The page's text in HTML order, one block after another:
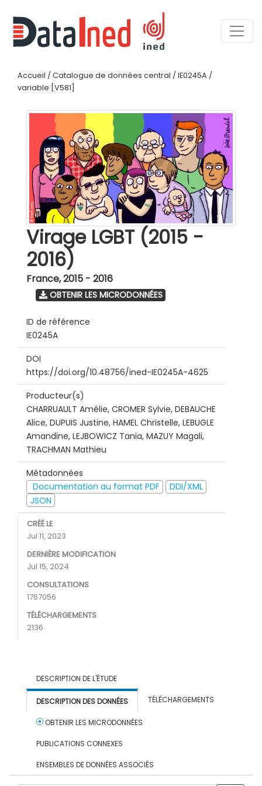
Accueil / Catalogue de données central / IE0245A /
variable [V581]
Virage LGBT (2015 -
2016)
France,2015 - 2016
OBTENIR LES MICRODONNÉES
ID de référence
IE0245A
DOI
https://doi.org/10.48756/ined-IE0245A-4625
Producteur(s)
CHARRUAULT Amélie, CROMER Sylvie, DEBAUCHE
Alice, DUPUIS Justine, HAMEL Christelle, LEBUGLE
Amandine, LEJBOWICZ Tania, MAZUY Magali,
TRACHMAN Mathieu
Métadonnées
Documentation au format PDF
DDI/XML
JSON
CRÉÉ LE
Jul 11, 2023
DERNIÈRE MODIFICATION
Jul 15, 2024
CONSULTATIONS
1767056
TÉLÉCHARGEMENTS
2136
DESCRIPTION DE L'ÉTUDE
DESCRIPTION DES DONNÉES TÉLÉCHARGEMENTS
OBTENIR LES MICRODONNÉES
PUBLICATIONS CONNEXES
ENSEMBLES DE DONNÉES ASSOCIÉS